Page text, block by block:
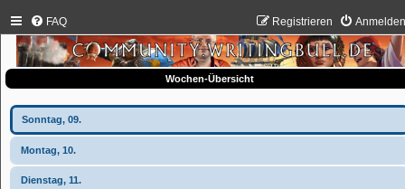
FAQ Registrieren
Wochen-Übersicht
Sonntag, 09.
Montag, 10.
Dienstag, 11.